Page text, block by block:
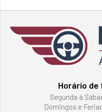
Horário
Segunda à
Domingos e